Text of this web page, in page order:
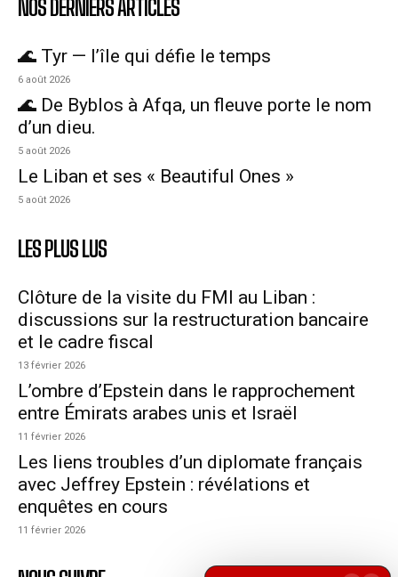
NOS DERNIERS ARTICLES
🌊 Tyr — l’île qui défie le temps
6 août 2026
🌊 De Byblos à Afqa, un fleuve porte le nom
d’un dieu.
5 août 2026
Le Liban et ses « Beautiful Ones »
5 août 2026
LES PLUS LUS
Clôture de la visite du FMI au Liban :
discussions sur la restructuration bancaire
et le cadre fiscal
13 février 2026
L’ombre d’Epstein dans le rapprochement
entre Émirats arabes unis et Israël
11 février 2026
Les liens troubles d’un diplomate français
avec Jeffrey Epstein : révélations et
enquêtes en cours
11 février 2026